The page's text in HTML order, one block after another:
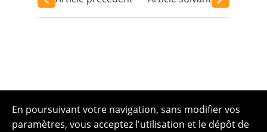
En poursuivant votre navigation, sans modifier vos
paramètres, vous acceptez l'utilisation et le dépôt de